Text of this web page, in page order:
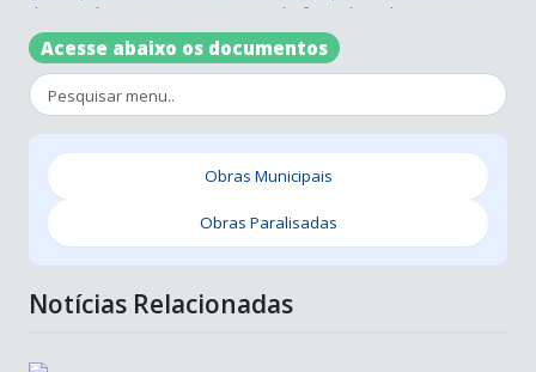
demais órgãos municipais quando for solicitada; VII –orientar
e acompanhar a fiscalização de construções públicas e
particulares mantendo atualizado o arquivo de plantas e de
edificações particulares; VIII –fornecer à Secretaria de
Administração, Planejamento e Gestão dados e informações
relativas às obras realizadas no Município; IX –opinar, quando
solicitado, no licenciamento para localização e
funcionamento de atividades industriais, comerciais e de
prestação de serviços, com relação às normas em vigor; X–
promover a manutenção dos prédios públicos municipais em
coordenação com as Secretarias Municipais responsáveis
pelo seu uso; XI – dirigir os serviços de transporte, guarda,
manutenção e controle de veículos e equipamentos
administrar, fiscalizar e regulamentar o controle dos
Acesse abaixo os documentos
Obras Municipais
Obras Paralisadas
Notícias Relacionadas